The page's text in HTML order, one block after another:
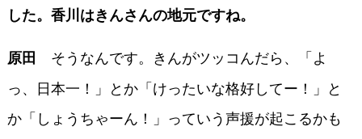
した。香川はきんさんの地元ですね。
原田 そうなんです。きんがツッコんだら、「よ
っ、日本一！」とか「けったいな格好してー！」と
か「しょうちゃーん！」っていう声援が起こるかも